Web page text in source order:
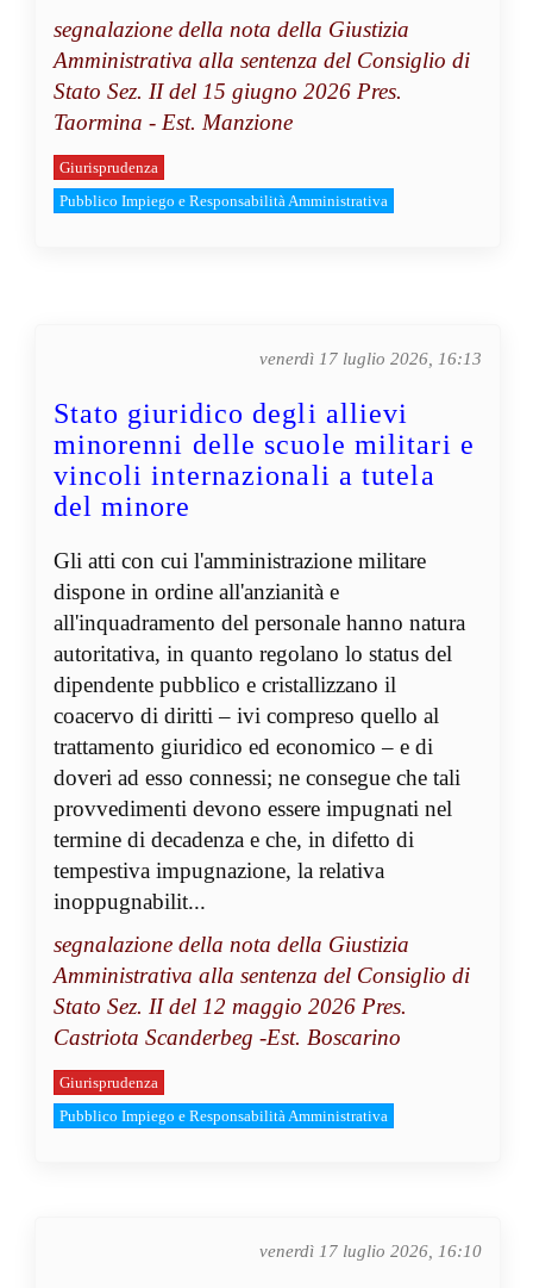
segnalazione della nota della Giustizia
Amministrativa alla sentenza del Consiglio di
Stato Sez. II del 15 giugno 2026 Pres.
Taormina - Est. Manzione
Giurisprudenza
Pubblico Impiego e Responsabilità Amministrativa
venerdì 17 luglio 2026, 16:13
Stato giuridico degli allievi
minorenni delle scuole militari e
vincoli internazionali a tutela
del minore
Gli atti con cui l'amministrazione militare
dispone in ordine all'anzianità e
all'inquadramento del personale hanno natura
autoritativa, in quanto regolano lo status del
dipendente pubblico e cristallizzano il
coacervo di diritti – ivi compreso quello al
trattamento giuridico ed economico – e di
doveri ad esso connessi; ne consegue che tali
provvedimenti devono essere impugnati nel
termine di decadenza e che, in difetto di
tempestiva impugnazione, la relativa
inoppugnabilit...
segnalazione della nota della Giustizia
Amministrativa alla sentenza del Consiglio di
Stato Sez. II del 12 maggio 2026 Pres.
Castriota Scanderbeg -Est. Boscarino
Giurisprudenza
Pubblico Impiego e Responsabilità Amministrativa
venerdì 17 luglio 2026, 16:10